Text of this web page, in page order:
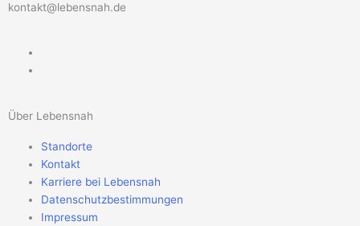
kontakt@lebensnah.de
Über Lebensnah
Standorte
Kontakt
Karriere bei Lebensnah
Datenschutzbestimmungen
Impressum